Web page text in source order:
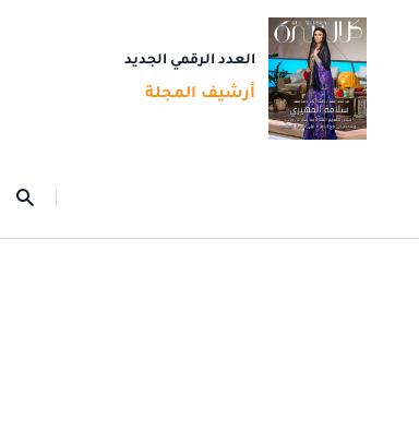
العدد الرقمي الجديد
أرشيف المجلة